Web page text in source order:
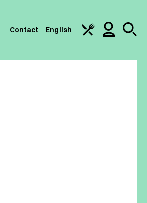
Contact English